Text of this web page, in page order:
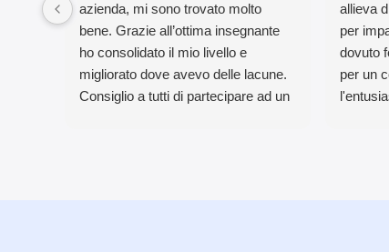
azienda, mi sono trovato molto
bene. Grazie all’ottima insegnante
ho consolidato il mio livello e
migliorato dove avevo delle lacune.
Consiglio a tutti di partecipare ad un
allieva
per
dovuto
per un